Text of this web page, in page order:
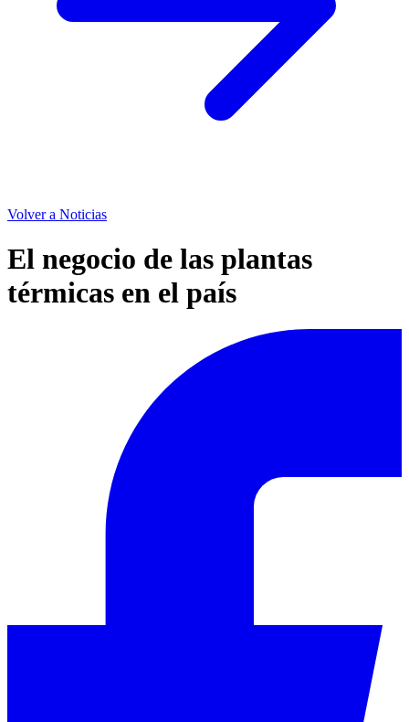
Volver a Noticias
El negocio de las plantas
térmicas en el país